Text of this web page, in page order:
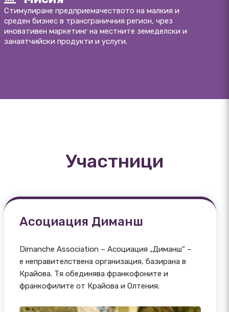
Стимулиране предприемачеството на малкия и
среден бизнес в трансграничния регион, чрез
иновативен маркетинг на местните земеделски и
занаятчийски продукти и услуги.
Участници
Асоциация Диманш
Dimanche Association – Асоциация „Диманш“ –
е неправителствена организация, базирана в
Крайова. Тя обединява франкофоните и
франкофилите от Крайова и Олтения.